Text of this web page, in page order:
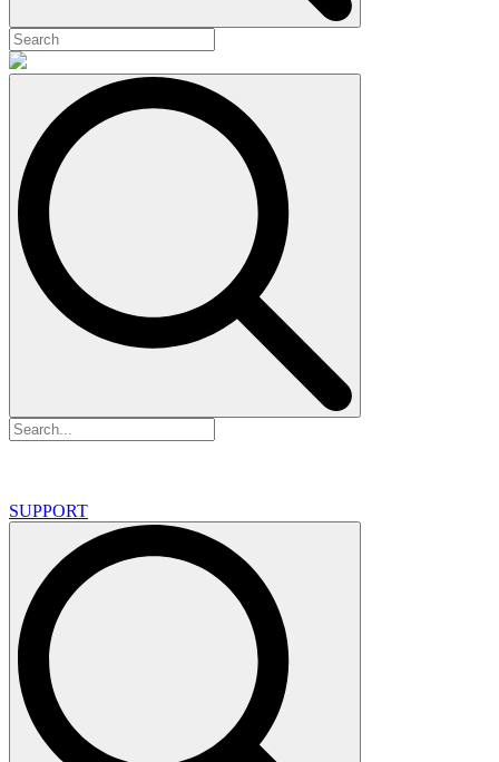
Search
SUPPORT
Search